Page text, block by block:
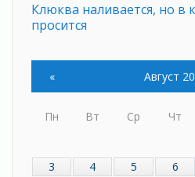
Клюква наливается, но в
просится
Строительные компании
подняли зарплаты почти
03 августа 2026
Шесть новых жизней в
Уроки безопасности для
« Август
Пн Вт Ср Чт
3
4 5 6